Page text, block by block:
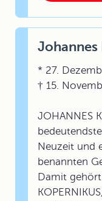
Johannes
* 27.
† 15.
JOHANNES
Neuzeit und
benannten
Damit gehört